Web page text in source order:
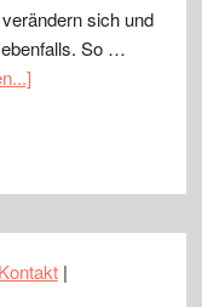
sich und
So …
Kontakt|